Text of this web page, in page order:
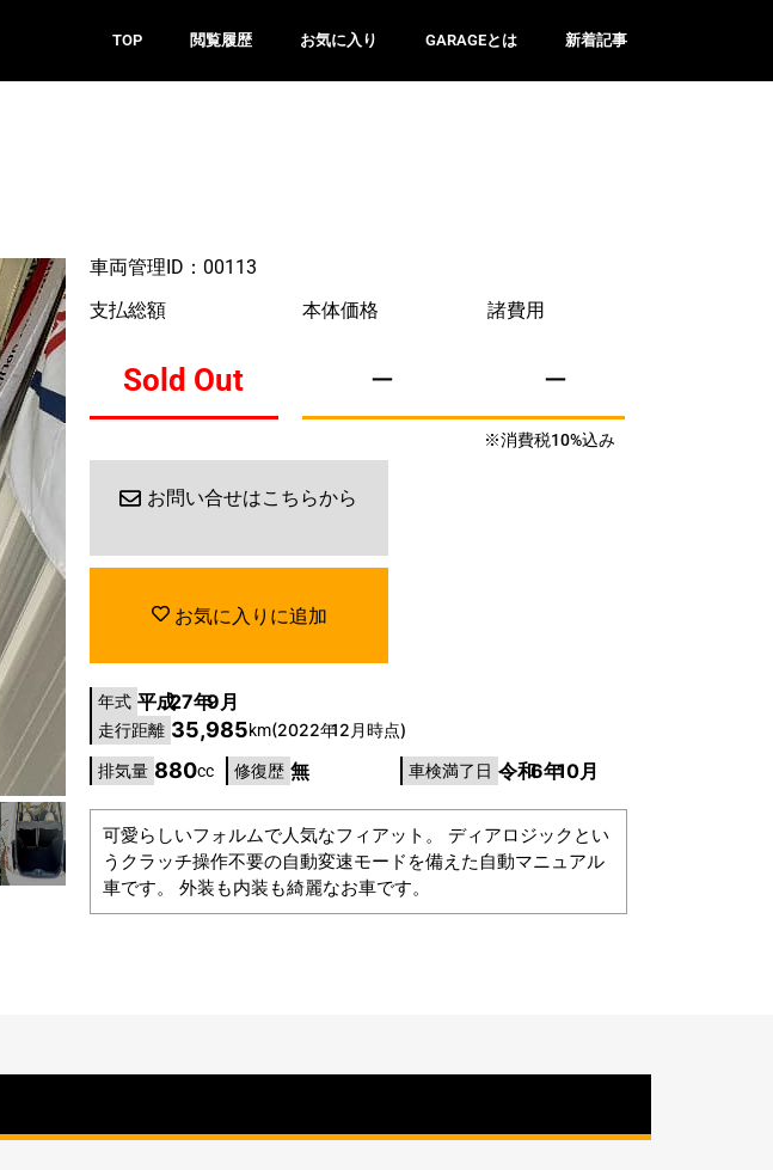
TOP 閲覧履歴 お気に入り GARAGEとは 新着記事
車両管理ID：00113
支払総額
Sold Out
本体価格
ー
諸費用
ー
※消費税10%込み
お問い合せはこちらから
お気に入りに追加
年式 平成27年9月
走行距離 35,985km(2022年12月時点)
排気量 880cc 修復歴 無 車検満了日 令和6年10月
可愛らしいフォルムで人気なフィアット。 ディアロジックとい
うクラッチ操作不要の自動変速モードを備えた自動マニュアル
車です。 外装も内装も綺麗なお車です。